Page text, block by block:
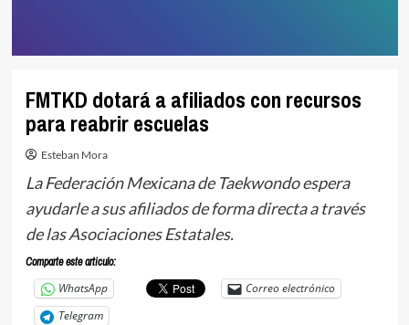
FMTKD dotará a afiliados con recursos
para reabrir escuelas
Esteban Mora
La Federación Mexicana de Taekwondo espera
ayudarle a sus afiliados de forma directa a través
de las Asociaciones Estatales.
Comparte este articulo:
WhatsApp
Correo electrónico
Telegram